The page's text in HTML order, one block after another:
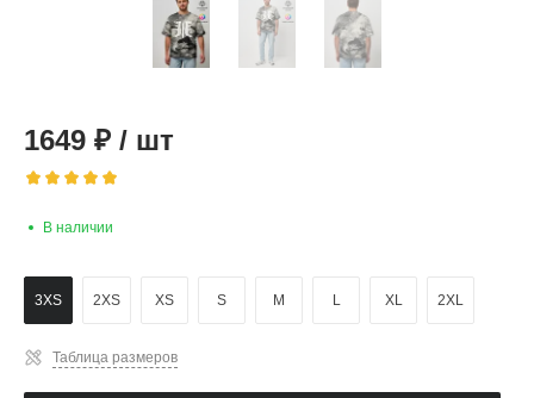
1649 ₽ / шт
В наличии
3XS 2XS XS S M L XL 2XL
Таблица размеров